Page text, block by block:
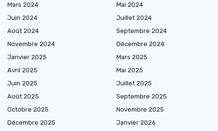
Mars 2024
Mai 2024
Juin 2024
Juillet 2024
Août 2024
Septembre 2024
Novembre 2024
Décembre 2024
Janvier 2025
Mars 2025
Avril 2025
Mai 2025
Juin 2025
Juillet 2025
Août 2025
Septembre 2025
Octobre 2025
Novembre 2025
Décembre 2025
Janvier 2026